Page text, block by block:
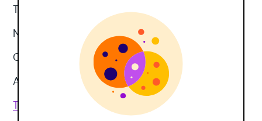
Thérapie d'acceptation et d'engagement
Neuropsychologie
CNV
Approches corporelles
Toutes les techniques